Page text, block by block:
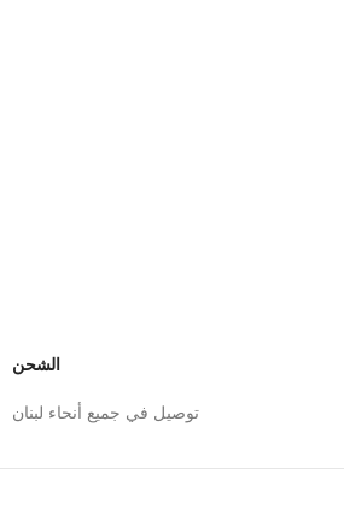
الشحن
توصيل في جميع أنحاء لبنان